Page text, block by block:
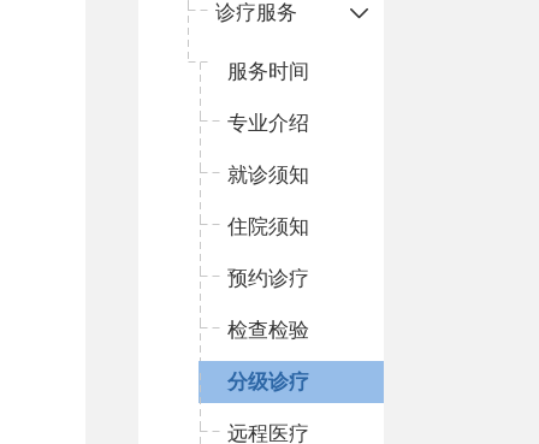
诊疗服务
服务时间
专业介绍
就诊须知
住院须知
预约诊疗
检查检验
分级诊疗
远程医疗